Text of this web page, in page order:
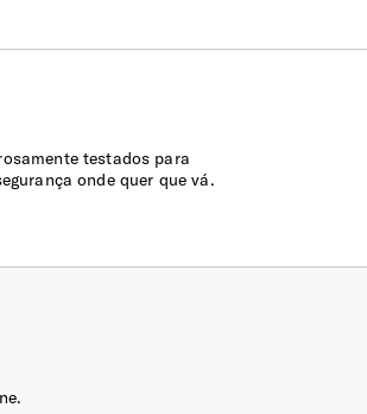
testados para
onde quer que vá.